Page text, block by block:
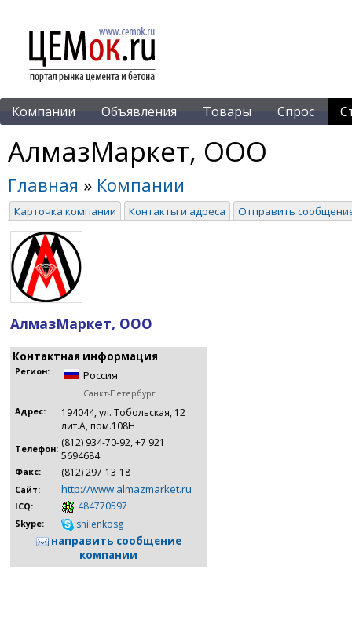
Компании Объявления Товары Спрос
АлмазМаркет, ООО
Главная » Компании
Карточка компании Контакты и адреса Отправить
АлмазМаркет, ООО
Контактная информация
Регион: Россия
Санкт-Петербург
Адрес:
194044, ул. Тобольская, 12
лит.А, пом.108Н
Телефон: (812) 934-70-92, +7 921
5694684
Факс: (812) 297-13-18
Сайт: http://www.almazmarket.ru
ICQ: 484770597
Skype: shilenkosg
направить сообщение
компании